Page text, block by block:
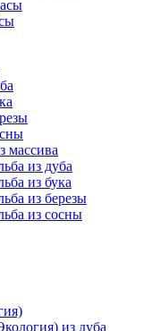
массива
из дуба
из бука
из березы
из сосны
из дуба